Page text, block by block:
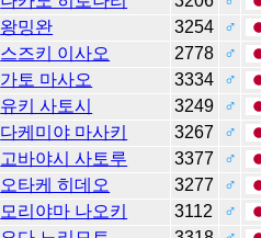
왕밍완 3254
♂
스즈키 이사오 2778
♂
가토 마사오 3334
♂
유키 사토시 3249
♂
다케미야 마사키 3267
♂
고바야시 사토루 3377
♂
오타케 히데오 3277
♂
모리야마 나오키 3112
♂